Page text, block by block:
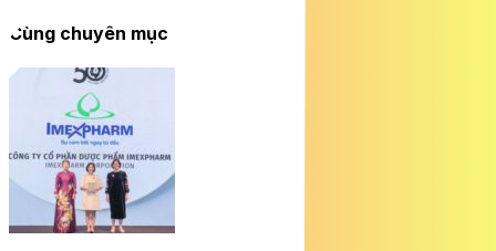
Cùng chuyên mục